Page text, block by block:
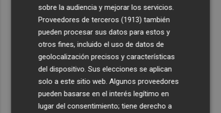
Los talleres de ‘Magia en los Barrios’ de Castelló llegan
al Grupo Reyes
Informe del CEAM sobre el incendio de la Vall d'Uixó: la
vegetación perdió el 51% de humedad en los meses
previos
Los equipos de extinción afrontan horas "vitales" en
Tírig para trabajar con medios aéreos
sobre la audiencia y mejorar los servicios.
Proveedores de terceros (1913) también
pueden procesar sus datos para estos y
otros fines, incluido el uso de datos de
geolocalización precisos y características
del dispositivo. Sus elecciones se aplican
solo a este sitio web. Algunos proveedores
pueden basarse en el interés legítimo en
lugar del consentimiento; tiene derecho a